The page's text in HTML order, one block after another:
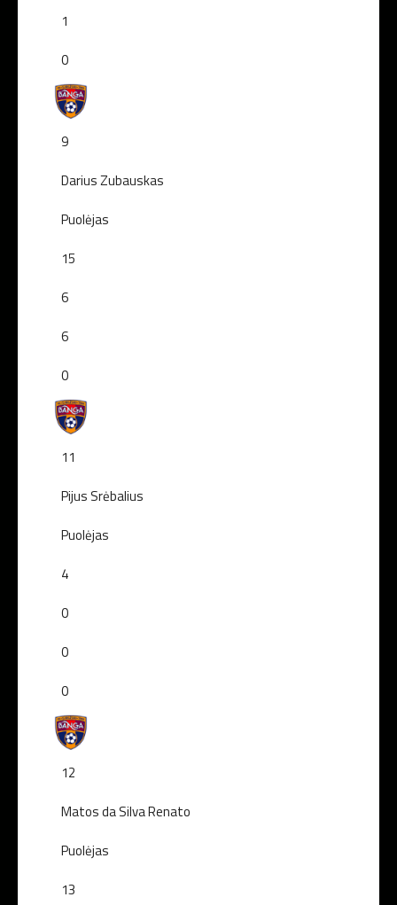
1
0
9
Darius Zubauskas
Puolėjas
15
6
6
0
11
Pijus Srėbalius
Puolėjas
4
0
0
0
12
Matos da Silva Renato
Puolėjas
13